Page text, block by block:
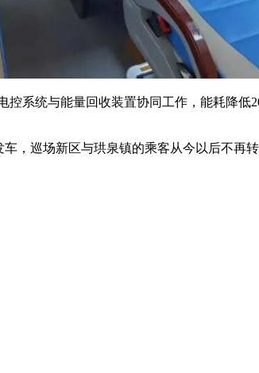
系统与能量回收装置协同工作，能耗降低
，巡场新区与珙泉镇的乘客从今以后不再